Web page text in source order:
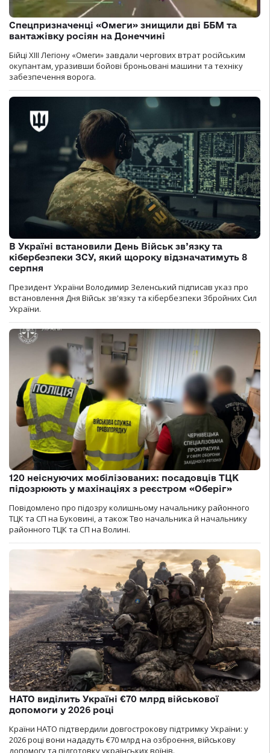
Спецпризначенці «Омеги» знищили дві ББМ та
вантажівку росіян на Донеччині
Бійці ХІІІ Легіону «Омеги» завдали чергових втрат російським
окупантам, уразивши бойові броньовані машини та техніку
забезпечення ворога.
В Україні встановили День Військ зв’язку та
кібербезпеки ЗСУ, який щороку відзначатимуть 8
серпня
Президент України Володимир Зеленський підписав указ про
встановлення Дня Військ зв'язку та кібербезпеки Збройних Сил
України.
120 неіснуючих мобілізованих: посадовців ТЦК
підозрюють у махінаціях з реєстром «Оберіг»
Повідомлено про підозру колишньому начальнику районного
ТЦК та СП на Буковині, а також Тво начальника й начальнику
районного ТЦК та СП на Волині.
НАТО виділить Україні €70 млрд військової
допомоги у 2026 році
Країни НАТО підтвердили довгострокову підтримку України: у
2026 році вони нададуть €70 млрд на озброєння, військову
допомогу та підготовку українських воїнів.